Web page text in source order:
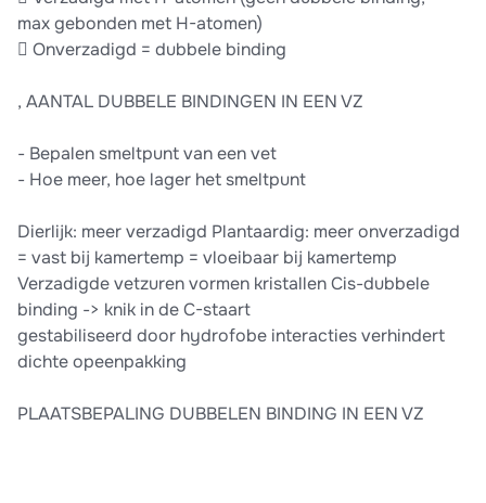
max gebonden met H-atomen)
 Onverzadigd = dubbele binding
, AANTAL DUBBELE BINDINGEN IN EEN VZ
- Bepalen smeltpunt van een vet
- Hoe meer, hoe lager het smeltpunt
Dierlijk: meer verzadigd Plantaardig: meer onverzadigd
= vast bij kamertemp = vloeibaar bij kamertemp
Verzadigde vetzuren vormen kristallen Cis-dubbele
binding -> knik in de C-staart
gestabiliseerd door hydrofobe interacties verhindert
dichte opeenpakking
PLAATSBEPALING DUBBELEN BINDING IN EEN VZ